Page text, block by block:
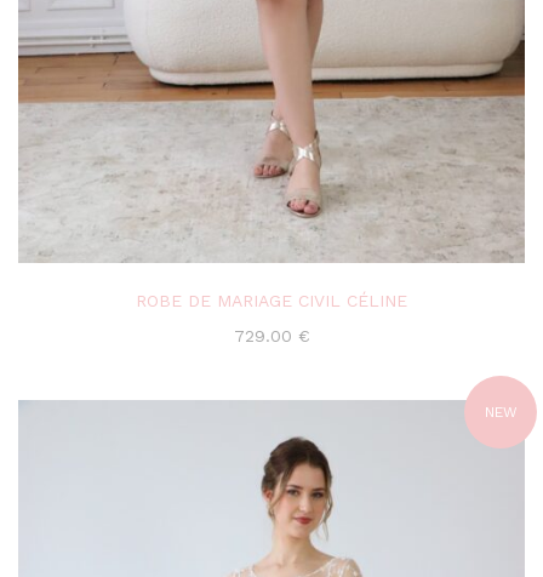
ROBE DE MARIAGE CIVIL CÉLINE
729.00 €
NEW